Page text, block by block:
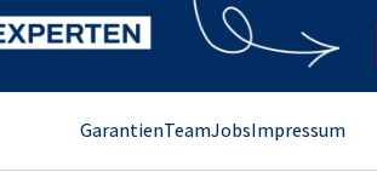
GarantienTeamJobsImpressum